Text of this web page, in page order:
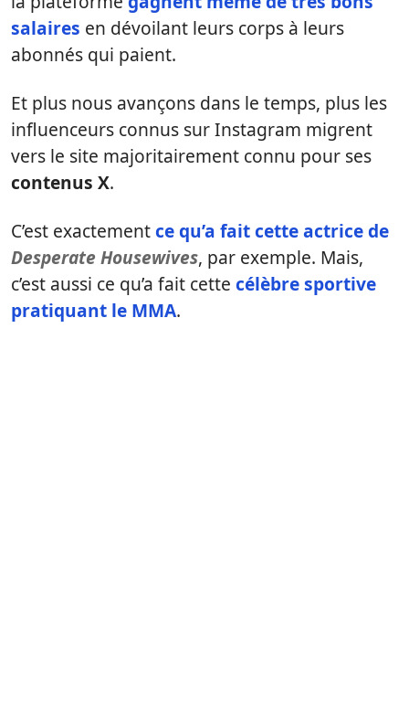
salaires en dévoilant leurs corps à leurs
abonnés qui paient.
Et plus nous avançons dans le temps, plus les
influenceurs connus sur Instagram migrent
vers le site majoritairement connu pour ses
contenus X.
C’est exactementce qu’a fait cette actrice de
Desperate Housewives, par exemple. Mais,
c’est aussi ce qu’a fait cette célèbre sportive
pratiquant le MMA.